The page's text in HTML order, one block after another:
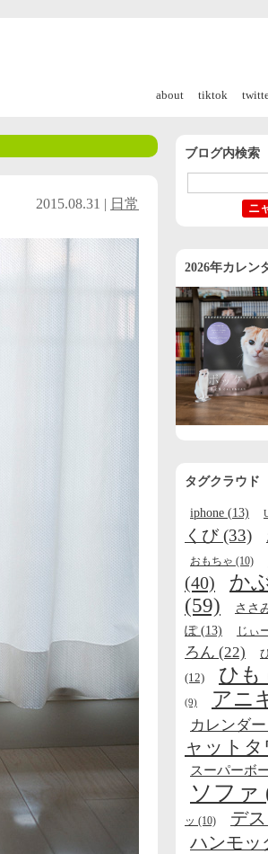
about tiktok
2015.08.31 | 日常
ブログ内検索
2026年カレン
タグクラウド
iphone (13)
くび(33)
おもちゃ (10)
(40)
か
(59)
ささ
ぽ(13) じぃ
ろん (22)
(12)
ひも
(9) アニ
カレンダー
ャットタ
スーパーボ
ソファ
ッ (10) デ
ハンモッ